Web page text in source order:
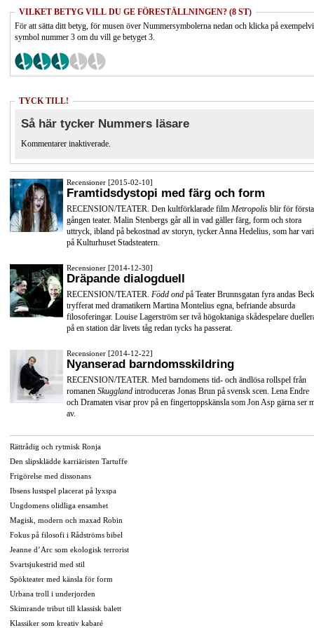
VILKET BETYG VILL DU GE FÖRESTÄLLNINGEN? (8 ST)
För att sätta ditt betyg, för musen över Nummersymbolerna nedan och klicka på
symbol nummer 3 om du vill ge betyget 3.
TYCK TILL!
Så här tycker Nummers läsare
Kommentarer inaktiverade.
Recensioner [2015-02-10]
Framtidsdystopi med färg och form
RECENSION/TEATER. Den kultförklarade film Metropolis blir för första
gången teater. Malin Stenbergs går all in vad gäller färg, form och stora
uttryck, ibland på bekostnad av storyn, tycker Anna Hedelius, som har
på Kulturhuset Stadsteatern.
Recensioner [2014-12-30]
Dräpande dialogduell
RECENSION/TEATER. Född ond på Teater Brunnsgatan fyra andas
tryfferat med dramatikern Martina Montelius egna, befriande absurda
filosoferingar. Louise Lagerström ser två högoktaniga skådespelare
på en station där livets tåg redan tycks ha passerat.
Recensioner [2014-12-22]
Nyanserad barndomsskildring
RECENSION/TEATER. Med barndomens tid- och ändlösa rollspel från
romanen Skuggland introduceras Jonas Brun på svensk scen. Lena Endre
och Dramaten visar prov på en fingertoppskänsla som Jon Asp gärna ser
av.
Rättrådig och rytmisk Ronja
Den slipsklädde karriäristen Tartuffe
Frigörelse med dissonans
Ibsens lustspel placerat på lyxspa
Ungdomens olidliga ensamhet
Magisk, modern och maxad Robin
Fokus på filosofi i Rådströms bibel
Jeanne d’Arc som ekologisk terrorist
Svartsjukestrid med stil
Spökteater med känsla för form
Urbana troll i underjorden
Skimrande tribut till klassisk balett
Klassiker som kreativ kabaré